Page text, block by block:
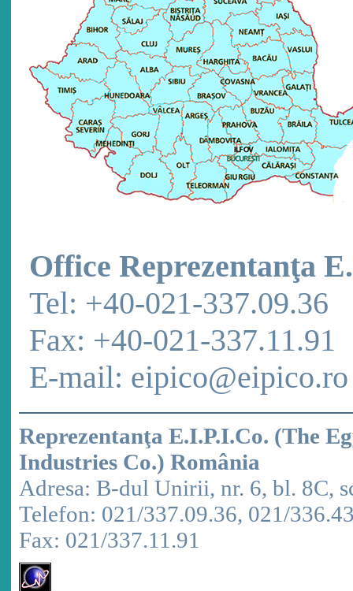
Office Reprezentanţa
Tel: +40-021-337.09.36
Fax: +40-021-337.11.91
E-mail: eipico@eipico.ro
Reprezentanţa E.I.P.I.Co. (The
Industries Co.) România
Adresa: B-dul Unirii, nr. 6, bl. 8C,
Telefon: 021/337.09.36, 021/
Fax: 021/337.11.91